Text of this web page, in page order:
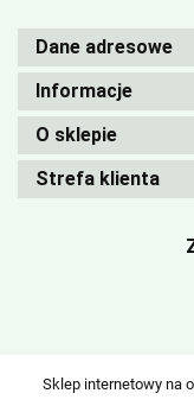
Dane adresowe
Informacje
O sklepie
Strefa klienta
Sklep internetowy na